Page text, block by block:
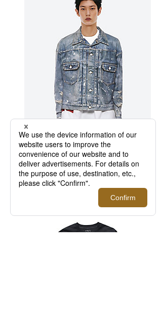
ジャケット 綿ナイロンツイル 転写プリン
ト ＮｅｗＭａ...